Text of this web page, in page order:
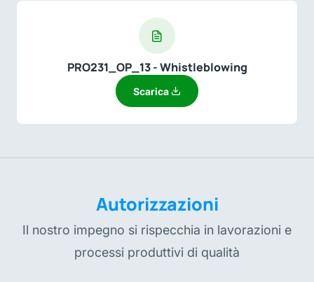
PRO231_OP_13 - Whistleblowing
Scarica
Autorizzazioni
Il nostro impegno si rispecchia in lavorazioni e
processi produttivi di qualità